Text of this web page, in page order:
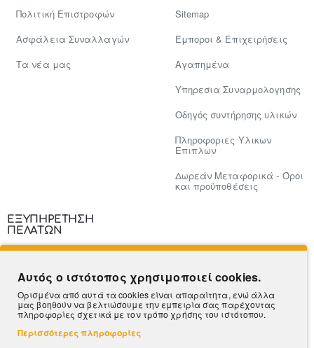
Πολιτική Επιστροφών
Ασφάλεια Συναλλαγών
Tα νέα μας
Sitemap
Έμποροι & Επιχειρήσεις
Αγαπημένα
Υπηρεσια Συναρμολογησης
Οδηγός συντήρησης υλικών
Πληροφοριες Υλικων
Επιπλων
Δωρεάν Μεταφορικά - Όροι
και προϋποθέσεις
ΕΞΥΠΗΡΕΤΗΣΗ
ΠΕΛΑΤΩΝ
Τρόποι Πληρωμής
Πληροφορίες Αποστολής
Ο Λογαριασμός μου
Αυτός ο ιστότοπος χρησιμοποιεί cookies.
Ορισμένα από αυτά τα cookies είναι απαραίτητα, ενώ άλλα
μας βοηθούν να βελτιώσουμε την εμπειρία σας παρέχοντας
πληροφορίες σχετικά με τον τρόπο χρήσης του ιστότοπου.
Περισσότερες πληροφορίες